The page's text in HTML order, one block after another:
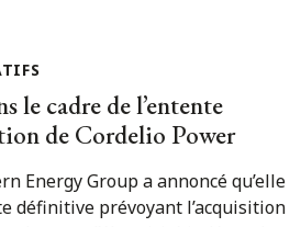
le cadre de l’entente
de Cordelio Power
Energy Group a annoncé qu’elle
définitive prévoyant l’acquisition